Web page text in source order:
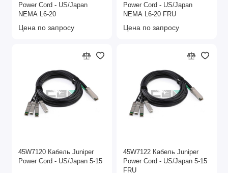
Power Cord - US/Japan
NEMA L6-20
Цена по запросу
Power Cord - US/Japan
NEMA L6-20 FRU
Цена по запросу
45W7120 Кабель Juniper
Power Cord - US/Japan 5-15
45W7122 Кабель Juniper
Power Cord - US/Japan 5-15
FRU